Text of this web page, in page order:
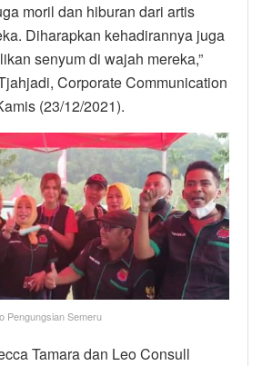
moril dan hiburan dari artis
Diharapkan kehadirannya juga
senyum di wajah mereka,”
Corporate Communication
(23/12/2021).
Pengungsian Semeru
Tamara dan Leo Consull